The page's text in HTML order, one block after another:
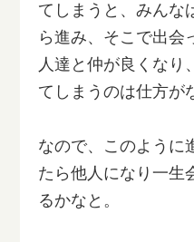
てしまうと、みんな
ら進み、そこで出会
人達と仲が良くなり
てしまうのは仕方が
なので、このように
たら他人になり一生
るかなと。